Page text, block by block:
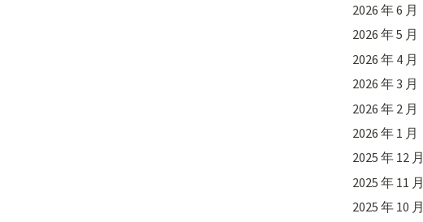
2026 年 6 月
2026 年 5 月
2026 年 4 月
2026 年 3 月
2026 年 2 月
2026 年 1 月
2025 年 12 月
2025 年 11 月
2025 年 10 月